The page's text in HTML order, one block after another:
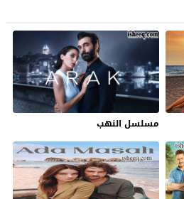
مسلسل النهب